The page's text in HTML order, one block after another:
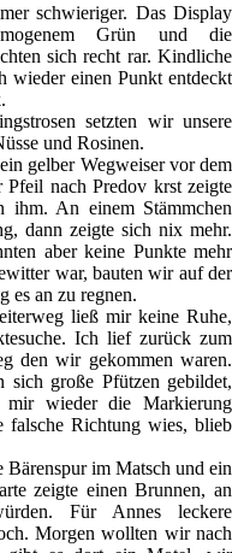
schwieriger. Das Display
Grün und die
sich recht rar. Kindliche
wieder einen Punkt entdeckt
setzten wir unsere
und Rosinen.
gelber Wegweiser vor dem
nach Predov krst zeigte
ihm. An einem Stämmchen
dann zeigte sich nix mehr.
aber keine Punkte mehr
war, bauten wir auf der
es an zu regnen.
ließ mir keine Ruhe,
Ich lief zurück zum
den wir gekommen waren.
sich große Pfützen gebildet,
mir wieder die Markierung
falsche Richtung wies, blieb
Bärenspur im Matsch und ein
zeigte einen Brunnen, an
Für Annes leckere
Morgen wollten wir nach